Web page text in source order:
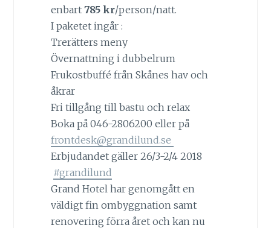
enbart 785 kr/person/natt.
I paketet ingår :
Trerätters meny
Övernattning i dubbelrum
Frukostbuffé från Skånes hav och
åkrar
Fri tillgång till bastu och relax
Boka på 046-2806200 eller på
frontdesk@grandilund.se
Erbjudandet gäller 26/3-2/4 2018
#grandilund
Grand Hotel har genomgått en
väldigt fin ombyggnation samt
renovering förra året och kan nu